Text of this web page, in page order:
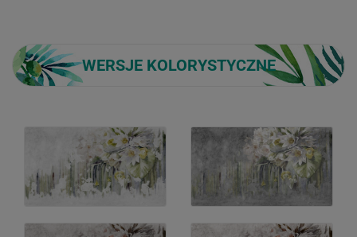
WERSJE KOLORYSTYCZNE